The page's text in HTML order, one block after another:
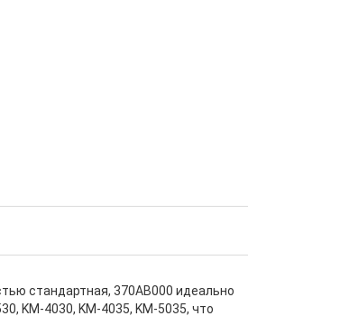
стандартная, 370AB000 идеально
KM-4030, KM-4035, KM-5035, что